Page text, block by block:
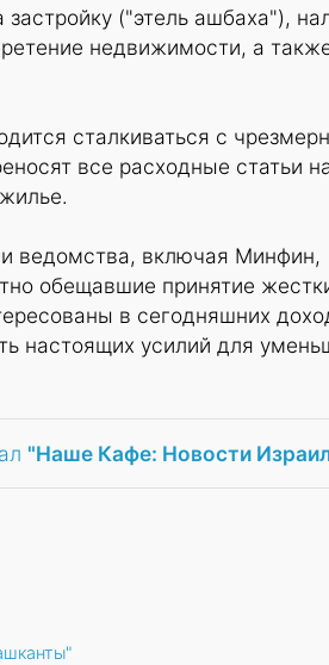
("этель ашбаха"),
недвижимости, а
сталкиваться с
все расходные статьи
ведомства, включая Минфин,
обещавшие принятие
в сегодняшних
настоящих усилий для
"Наше Кафе: Новости